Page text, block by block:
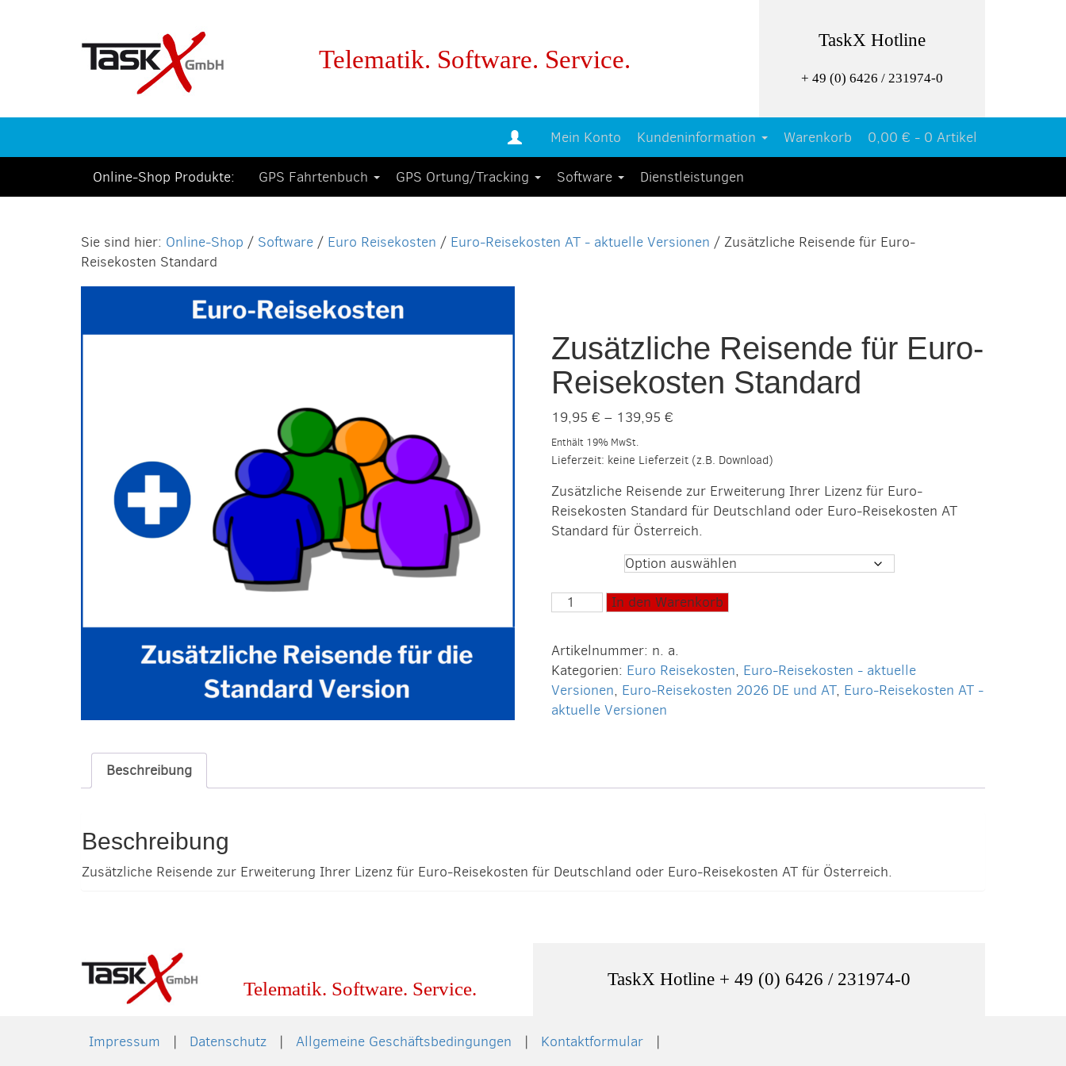
Telematik. Software. Service.
TaskX Hotline
+ 49 (0) 6426 / 231974-0
Mein Konto Kundeninformation Warenkorb 0,00 € - 0 Artikel
Online-Shop Produkte: GPS Fahrtenbuch GPS Ortung/Tracking Software Dienstleistungen
Online-Shop / Software / Euro Reisekosten / Euro-Reisekosten AT - aktuelle Versionen / Zusätzliche Reisende für Euro-
Reisekosten Standard
Zusätzliche Reisende für Euro-
Reisekosten Standard
19,95 € – 139,95 €Preisspanne:
bis
Enthält 19% MwSt.
Lieferzeit: keine Lieferzeit (z.B. Download)
Zusätzliche Reisende zur Erweiterung Ihrer Lizenz für Euro-
Reisekosten Standard für Deutschland oder Euro-Reisekosten AT
Standard für Österreich.
Zusätzliche
für
Euro-
Reisekosten
Standard
Menge
In den Warenkorb
Artikelnummer: n. a.
Kategorien: Euro Reisekosten, Euro-Reisekosten - aktuelle
Versionen, Euro-Reisekosten 2026 DE und AT, Euro-Reisekosten AT -
aktuelle Versionen
Beschreibung
Beschreibung
Zusätzliche Reisende zur Erweiterung Ihrer Lizenz für Euro-Reisekosten für Deutschland oder Euro-Reisekosten AT für Österreich.
Telematik. Software. Service. TaskX Hotline + 49 (0) 6426 / 231974-0
Impressum Datenschutz Allgemeine Geschäftsbedingungen Kontaktformular